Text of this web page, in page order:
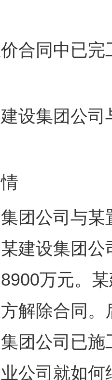
同中已完
团公司与
公司与某
建设集团
万元。
解除合同
团公司已
公司就如